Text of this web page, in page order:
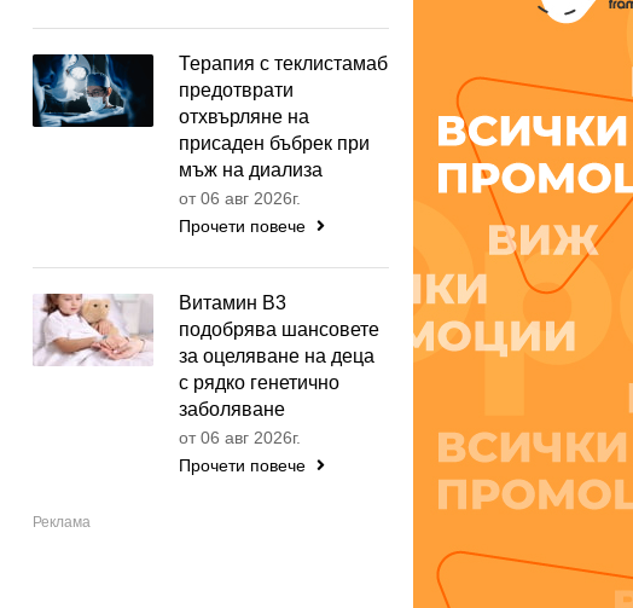
Терапия с теклистамаб
предотврати
отхвърляне на
присаден бъбрек при
мъж на диализа
от 06 авг 2026г.
Прочети повече
Витамин B3
подобрява шансовете
за оцеляване на деца
с рядко генетично
заболяване
от 06 авг 2026г.
Прочети повече